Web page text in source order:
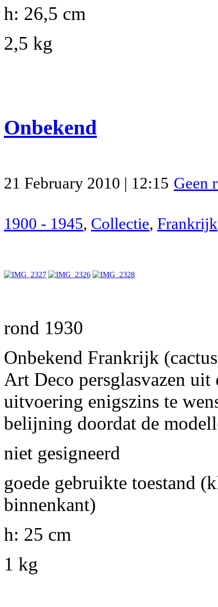
h: 26,5 cm
2,5 kg
Onbekend
21 February 2010 | 12:15 Geen
1900 - 1945, Collectie, Frankrijk
rond 1930
Onbekend Frankrijk
Art Deco persglasvazen
uitvoering enigszins te
belijning doordat de
niet gesigneerd
goede gebruikte toestand
binnenkant)
h: 25 cm
1 kg